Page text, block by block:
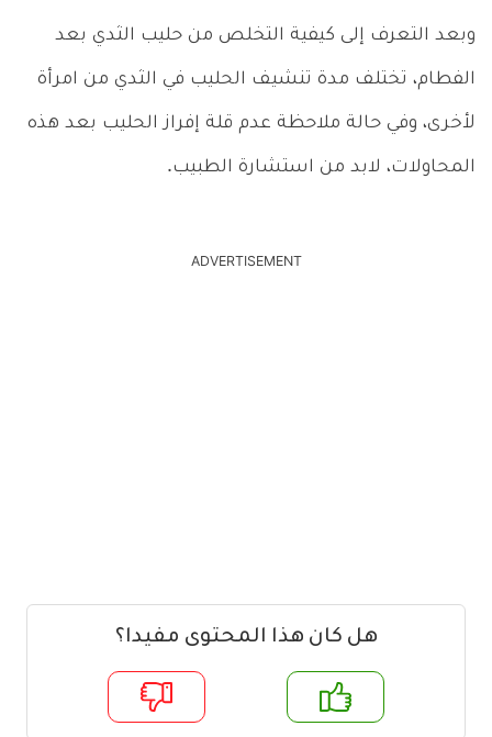
وبعد التعرف إلى كيفية التخلص من حليب الثدي بعد
الفطام، تختلف مدة تنشيف الحليب في الثدي من امرأة
لأخرى، وفي حالة ملاحظة عدم قلة إفراز الحليب بعد هذه
المحاولات، لابد من استشارة الطبيب.
ADVERTISEMENT
هل كان هذا المحتوى مفيدا؟
لا